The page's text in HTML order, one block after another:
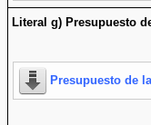
Literal g) Presupuesto
Presupuesto de